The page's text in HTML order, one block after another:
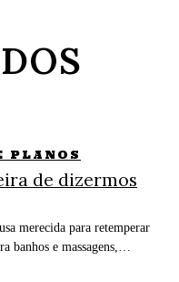
PLANOS
de dizermos
merecida para retemperar
banhos e massagens,…